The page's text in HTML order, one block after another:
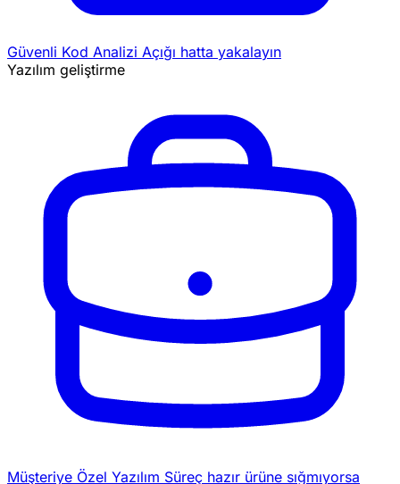
Güvenli Kod Analizi Açığı hatta yakalayın
Yazılım geliştirme
Müşteriye Özel Yazılım Süreç hazır ürüne sığmıyorsa